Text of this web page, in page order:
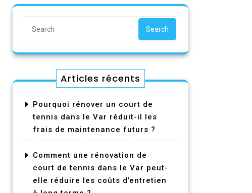
Search
Articles récents
Pourquoi rénover un court de
tennis dans le Var réduit-il les
frais de maintenance futurs ?
Comment une rénovation de
court de tennis dans le Var peut-
elle réduire les coûts d’entretien